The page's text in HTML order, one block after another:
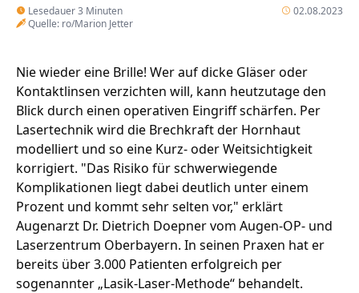
Lesedauer 3 Minuten
Quelle: ro/Marion Jetter
02.08.2023
Nie wieder eine Brille! Wer auf dicke Gläser oder
Kontaktlinsen verzichten will, kann heutzutage den
Blick durch einen operativen Eingriff schärfen. Per
Lasertechnik wird die Brechkraft der Hornhaut
modelliert und so eine Kurz- oder Weitsichtigkeit
korrigiert. "Das Risiko für schwerwiegende
Komplikationen liegt dabei deutlich unter einem
Prozent und kommt sehr selten vor," erklärt
Augenarzt Dr. Dietrich Doepner vom Augen-OP- und
Laserzentrum Oberbayern. In seinen Praxen hat er
bereits über 3.000 Patienten erfolgreich per
sogenannter „Lasik-Laser-Methode“ behandelt.